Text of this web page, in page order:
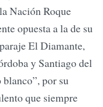
Nación Roque
opuesta a la de su
El Diamante,
y Santiago del
por su
que siempre